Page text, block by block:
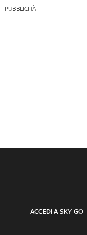
PUBBLICITÀ
ACCEDI A SKY GO